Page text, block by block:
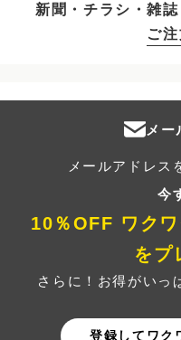
新聞・チラシ・雑
ご
メー
メールアドレス
今
10％OFF ワクワ
をプ
さらに！お得がいっ
登録してワク